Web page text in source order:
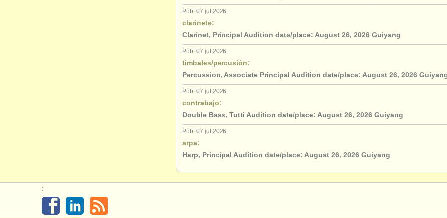
Pub: 07 jul 2026
clarinete:
Clarinet, Principal Audition date/place: August 26, 2026 Guiyang
Pub: 07 jul 2026
timbales/percusión:
Percussion, Associate Principal Audition date/place: August 26, 2026 Guiyang
Pub: 07 jul 2026
contrabajo:
Double Bass, Tutti Audition date/place: August 26, 2026 Guiyang
Pub: 07 jul 2026
arpa:
Harp, Principal Audition date/place: August 26, 2026 Guiyang
: